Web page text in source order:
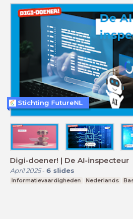
Digi-doener! | De AI-inspecteur
April 2025- 6 slides
Informatievaardigheden Nederlands
Stichting FutureNL